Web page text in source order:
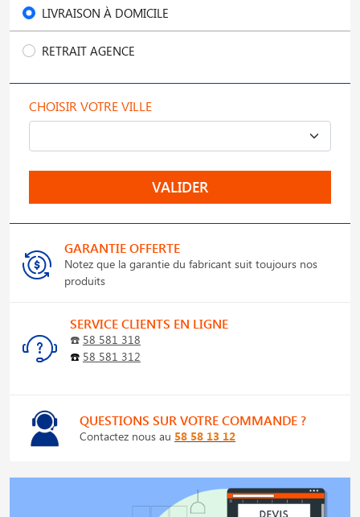
LIVRAISON À DOMICILE
RETRAIT AGENCE
CHOISIR VOTRE VILLE
VALIDER
GARANTIE OFFERTE
Notez que la garantie du fabricant suit toujours nos
produits
SERVICE CLIENTS EN LIGNE
☎️ 58 581 318
☎️ 58 581 312
QUESTIONS SUR VOTRE COMMANDE ?
Contactez nous au 58 58 13 12